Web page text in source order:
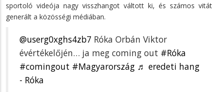
sportoló videója nagy visszhangot váltott ki, és számos vitát
generált a közösségi médiában.
@userg0xghs4zb7 Róka Orbán Viktor
évértékelőjén… ja meg coming out #Róka
#comingout #Magyarország ♬ eredeti hang
- Róka